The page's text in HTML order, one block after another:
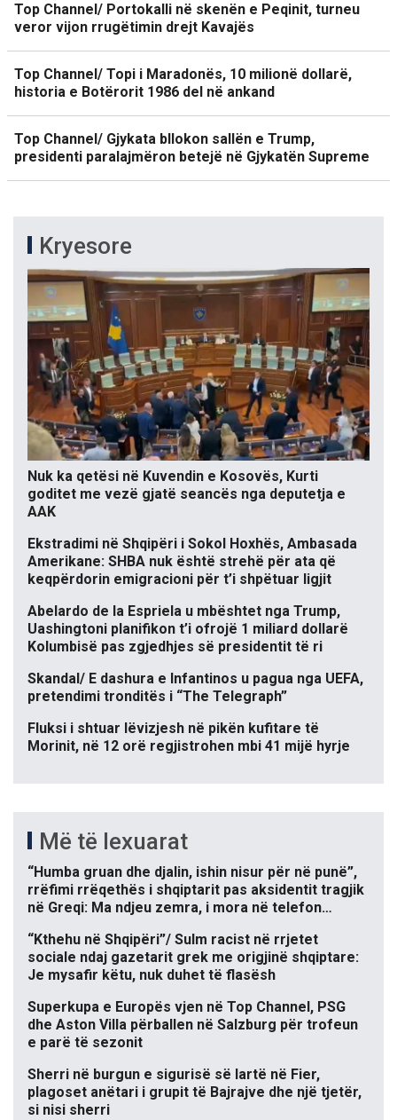
Top Channel/ Portokalli në skenën e Peqinit, turneu
veror vijon rrugëtimin drejt Kavajës
Top Channel/ Topi i Maradonës, 10 milionë dollarë,
historia e Botërorit 1986 del në ankand
Top Channel/ Gjykata bllokon sallën e Trump,
presidenti paralajmëron betejë në Gjykatën Supreme
Kryesore
Nuk ka qetësi në Kuvendin e Kosovës, Kurti
goditet me vezë gjatë seancës nga deputetja e
AAK
Ekstradimi në Shqipëri i Sokol Hoxhës, Ambasada
Amerikane: SHBA nuk është strehë për ata që
keqpërdorin emigracioni për t’i shpëtuar ligjit
Abelardo de la Espriela u mbështet nga Trump,
Uashingtoni planifikon t’i ofrojë 1 miliard dollarë
Kolumbisë pas zgjedhjes së presidentit të ri
Skandal/ E dashura e Infantinos u pagua nga UEFA,
pretendimi tronditës i “The Telegraph”
Fluksi i shtuar lëvizjesh në pikën kufitare të
Morinit, në 12 orë regjistrohen mbi 41 mijë hyrje
Më të lexuarat
“Humba gruan dhe djalin, ishin nisur për në punë”,
rrëfimi rrëqethës i shqiptarit pas aksidentit tragjik
në Greqi: Ma ndjeu zemra, i mora në telefon…
“Kthehu në Shqipëri”/ Sulm racist në rrjetet
sociale ndaj gazetarit grek me origjinë shqiptare:
Je mysafir këtu, nuk duhet të flasësh
Superkupa e Europës vjen në Top Channel, PSG
dhe Aston Villa përballen në Salzburg për trofeun
e parë të sezonit
Sherri në burgun e sigurisë së lartë në Fier,
plagoset anëtari i grupit të Bajrajve dhe një tjetër,
si nisi sherri